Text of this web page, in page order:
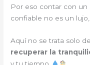
Por eso contar con un
confiable no es un
Aquí no se trata solo
recuperar la